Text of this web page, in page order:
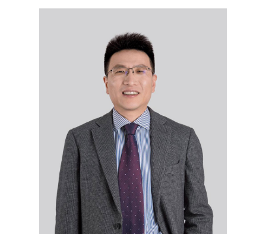
星石投资江晖：潜修内功十四载，私募行业发展可期
多次踩准投资节奏，百亿私募星石投资：A股核心驱动力将
进一步“交棒”给中国经济复苏
探秘星石江晖：如果你在长期趋势上，总是会赢的
江晖：锻造华为一样的投资工程师
星石投资江晖：做资产管理要提高科学性、降低艺术性
【深度访谈】管理百亿资金，私募大佬江晖首次揭秘，价
值投资在中国的正确姿势